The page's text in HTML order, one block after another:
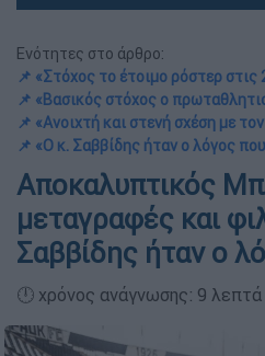
Ενότητες στο άρθρο:
📌 «Στόχος το έτοιμο ρόστερ στις
📌 «Βασικός στόχος ο
📌 «Ανοιχτή και στενή σχέση με
📌 «Ο κ. Σαββίδης ήταν ο λόγος
Αποκαλυπτικός
μεταγραφές και
Σαββίδης ήταν ο
🕛 χρόνος ανάγνωσης: 9